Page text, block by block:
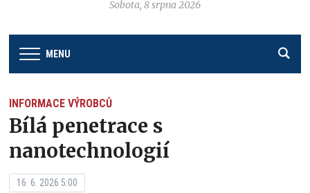
Sobota, 8 srpna 2026
MENU
INFORMACE VÝROBCŮ
Bílá penetrace s
nanotechnologií
16. 6. 2026 5:00